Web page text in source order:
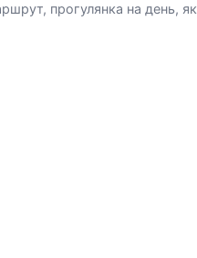
прогулянка на день, як